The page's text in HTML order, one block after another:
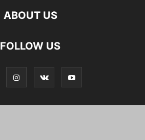
ABOUT US
FOLLOW US